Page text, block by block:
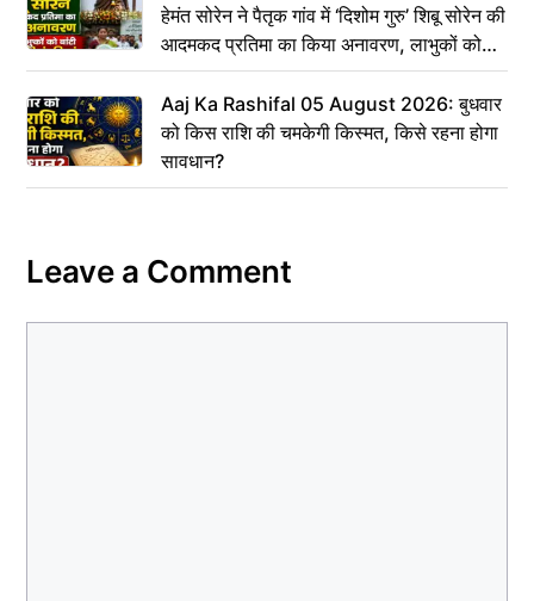
हेमंत सोरेन ने पैतृक गांव में ‘दिशोम गुरु’ शिबू सोरेन की
आदमकद प्रतिमा का किया अनावरण, लाभुकों को
बांटी परिसंपत्तियां
Aaj Ka Rashifal 05 August 2026: बुधवार
को किस राशि की चमकेगी किस्मत, किसे रहना होगा
सावधान?
Leave a Comment